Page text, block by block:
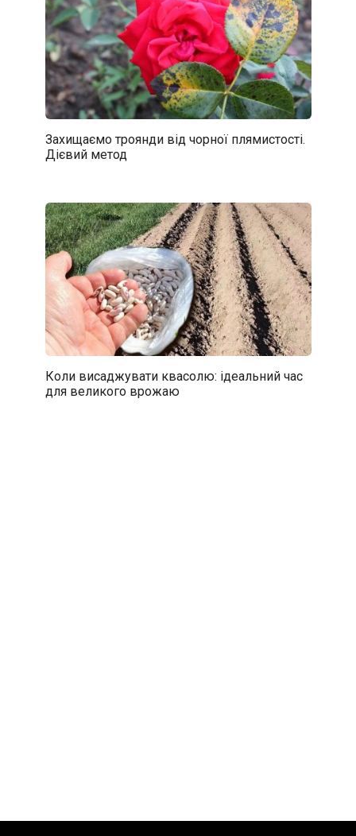
Захищаємо троянди від чорної плямистості.
Дієвий метод
Коли висаджувати квасолю: ідеальний час
для великого врожаю